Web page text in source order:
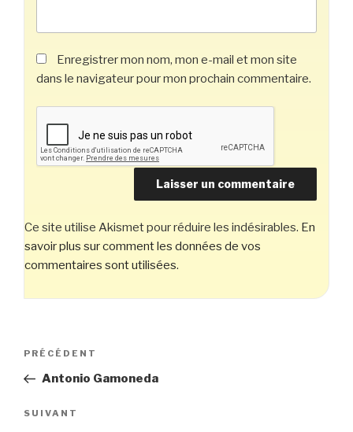
Enregistrer mon nom, mon e-mail et mon site
dans le navigateur pour mon prochain commentaire.
Ce site utilise Akismet pour réduire les indésirables. En
savoir plus sur comment les données de vos
commentaires sont utilisées.
Navigation
l’article
Article
précédent
PRÉCÉDENT
Antonio Gamoneda
Article
SUIVANT